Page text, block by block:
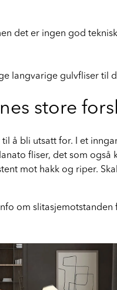
det er ingen god
langvarige gulvfliser til
store
å bli utsatt for. I et
fliser, det som også
mot hakk og riper.
om